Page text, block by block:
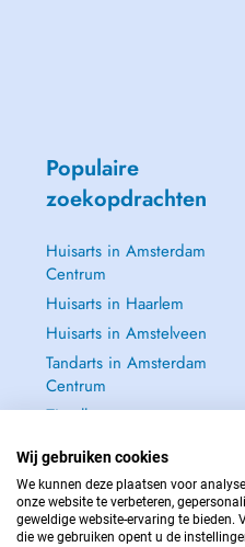
Populaire
zoekopdrachten
Huisarts in Amsterdam
Centrum
Huisarts in Haarlem
Huisarts in Amstelveen
Tandarts in Amsterdam
Centrum
Zie alle →
NEEM IN GEVAL VAN
Wij gebruiken cookies
We kunnen deze plaatsen voor
onze website te verbeteren,
geweldige website-ervaring te bieden.
die we gebruiken opent u de